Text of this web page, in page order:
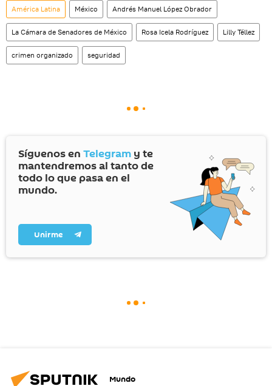
América Latina México Andrés Manuel López Obrador
La Cámara de Senadores de México Rosa Icela Rodríguez Lilly Téllez
crimen organizado seguridad
Síguenos en Telegram y te
mantendremos al tanto de
todo lo que pasa en el
mundo.
Unirme
Mundo